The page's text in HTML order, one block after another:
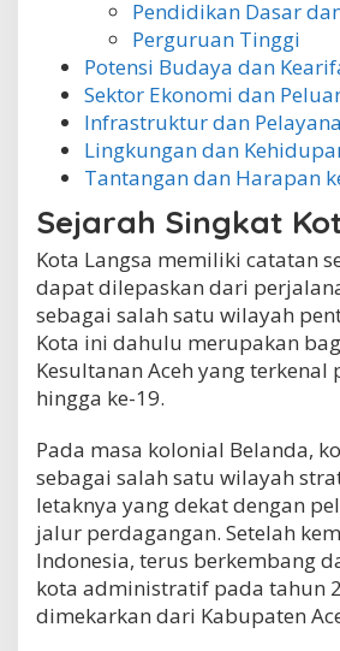
Pendidikan Dasar
Perguruan Tinggi
Potensi Budaya dan
Sektor Ekonomi dan
Infrastruktur dan
Lingkungan dan
Tantangan dan Harapan
Sejarah Singkat
Kota Langsa memiliki catatan
dapat dilepaskan dari
sebagai salah satu wilayah
Kota ini dahulu merupakan
Kesultanan Aceh yang terkenal
hingga ke-19.
Pada masa kolonial Belanda,
sebagai salah satu wilayah
letaknya yang dekat dengan
jalur perdagangan. Setelah
Indonesia, terus berkembang
kota administratif pada tahun
dimekarkan dari Kabupaten